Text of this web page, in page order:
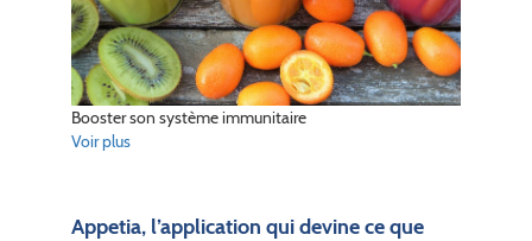
Booster son système immunitaire
Voir plus
Appetia, l’application qui devine ce que